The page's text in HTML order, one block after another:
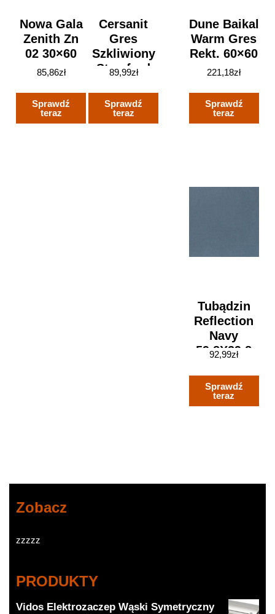
Nowa Gala
Zenith Zn
02 30×60
85,86zł
Sprawdź
teraz
Dune Baikal
Warm Gres
Rekt. 60×60
221,18zł
Sprawdź
teraz
Cersanit
Gres
Szkliwiony
Stamford
Grey
59,3X59,3
Gat.2
89,99zł
Sprawdź
teraz
Tubądzin
Reflection
Navy
59,8X29,8
92,99zł
Sprawdź
teraz
Zobacz
zzzzz
PRODUKTY
Vidos Elektrozaczep Wąski Symetryczny